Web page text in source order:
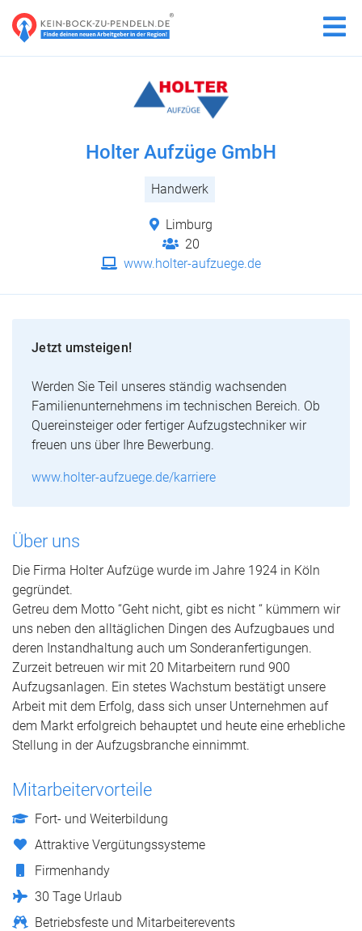
Holter Aufzüge GmbH
Handwerk
Limburg
20
www.holter-aufzuege.de
Jetzt umsteigen!
Werden Sie Teil unseres ständig wachsenden
Familienunternehmens im technischen Bereich. Ob
Quereinsteiger oder fertiger Aufzugstechniker wir
freuen uns über Ihre Bewerbung.
www.holter-aufzuege.de/karriere
Über uns
Die Firma Holter Aufzüge wurde im Jahre 1924 in Köln
gegründet.
Getreu dem Motto “Geht nicht, gibt es nicht “ kümmern wir
uns neben den alltäglichen Dingen des Aufzugbaues und
deren Instandhaltung auch um Sonderanfertigungen.
Zurzeit betreuen wir mit 20 Mitarbeitern rund 900
Aufzugsanlagen. Ein stetes Wachstum bestätigt unsere
Arbeit mit dem Erfolg, dass sich unser Unternehmen auf
dem Markt erfolgreich behauptet und heute eine erhebliche
Stellung in der Aufzugsbranche einnimmt.
Mitarbeitervorteile
Fort- und Weiterbildung
Attraktive Vergütungssysteme
Firmenhandy
30 Tage Urlaub
Betriebsfeste und Mitarbeiterevents